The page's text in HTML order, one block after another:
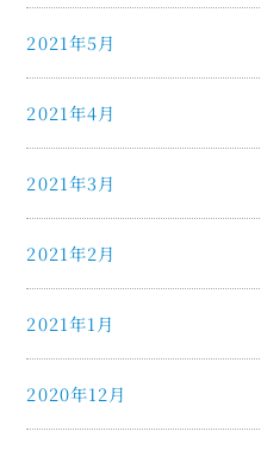
2021年5月
2021年4月
2021年3月
2021年2月
2021年1月
2020年12月